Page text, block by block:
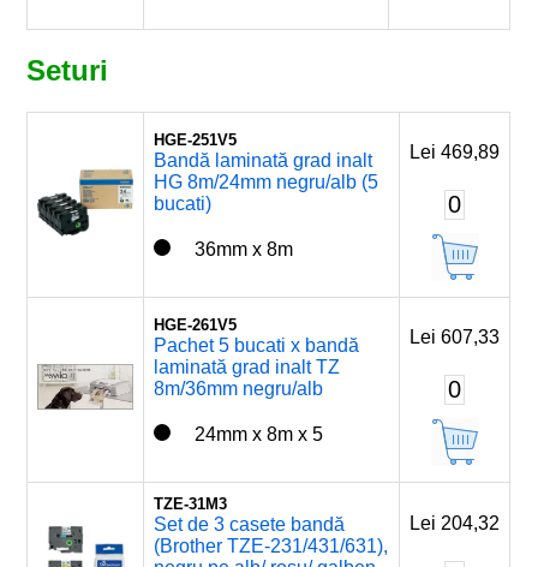
Seturi
HGE-251V5
Bandă laminată grad inalt
HG 8m/24mm negru/alb (5
bucati)
36mm x 8m
Lei 469,89
0
HGE-261V5
Pachet 5 bucati x bandă
laminată grad inalt TZ
8m/36mm negru/alb
24mm x 8m x 5
Lei 607,33
0
TZE-31M3
Set de 3 casete bandă
(Brother TZE-231/431/631),
Lei 204,32